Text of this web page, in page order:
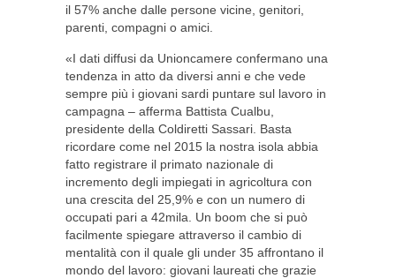
il 57% anche dalle persone vicine, genitori,
parenti, compagni o amici.
«I dati diffusi da Unioncamere confermano una
tendenza in atto da diversi anni e che vede
sempre più i giovani sardi puntare sul lavoro in
campagna – afferma Battista Cualbu,
presidente della Coldiretti Sassari. Basta
ricordare come nel 2015 la nostra isola abbia
fatto registrare il primato nazionale di
incremento degli impiegati in agricoltura con
una crescita del 25,9% e con un numero di
occupati pari a 42mila. Un boom che si può
facilmente spiegare attraverso il cambio di
mentalità con il quale gli under 35 affrontano il
mondo del lavoro: giovani laureati che grazie